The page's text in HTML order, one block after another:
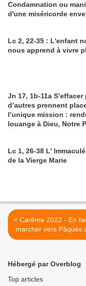
Condamnation ou
d'une miséricorde
Lc 2, 22-35 : L'enfant
nous apprend à vivre
Jn 17, 1b-11a
d’autres prennent
l’unique mission :
louange à Dieu, Notre
Lc 1, 26-38 L'
de la Vierge Marie
< Carême 2022 - En famille,
marcher vers Pâques
des grands
Hébergé par Overblog
Top articles